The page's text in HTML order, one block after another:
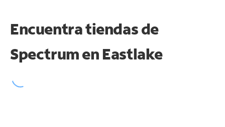
Encuentra tiendas de
Spectrum en Eastlake